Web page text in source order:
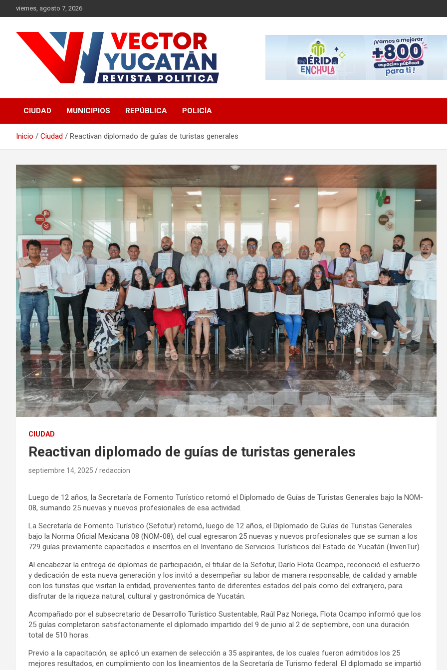
al
viernes, agosto 7, 2026
Vector Yucatán
CIUDAD MUNICIPIOS REPÚBLICA POLICÍA
Inicio Ciudad Reactivan diplomado de guías de turistas generales
CIUDAD
Reactivan diplomado de guías de turistas generales
septiembre 14, 2025 redaccion
Luego de 12 años, la Secretaría de Fomento Turístico retomó el Diplomado de Guías de Turistas Generales bajo la NOM-
08, sumando 25 nuevas y nuevos profesionales de esa actividad.
La Secretaría de Fomento Turístico (Sefotur) retomó, luego de 12 años, el Diplomado de Guías de Turistas Generales
bajo la Norma Oficial Mexicana 08 (NOM-08), del cual egresaron 25 nuevas y nuevos profesionales que se suman a los
729 guías previamente capacitados e inscritos en el Inventario de Servicios Turísticos del Estado de Yucatán (InvenTur).
Al encabezar la entrega de diplomas de participación, el titular de la Sefotur, Darío Flota Ocampo, reconoció el esfuerzo
y dedicación de esta nueva generación y los invitó a desempeñar su labor de manera responsable, de calidad y amable
con los turistas que visitan la entidad, provenientes tanto de diferentes estados del país como del extranjero, para
disfrutar de la riqueza natural, cultural y gastronómica de Yucatán.
Acompañado por el subsecretario de Desarrollo Turístico Sustentable, Raúl Paz Noriega, Flota Ocampo informó que los
25 guías completaron satisfactoriamente el diplomado impartido del 9 de junio al 2 de septiembre, con una duración
total de 510 horas.
Previo a la capacitación, se aplicó un examen de selección a 35 aspirantes, de los cuales fueron admitidos los 25
mejores resultados, en cumplimiento con los lineamientos de la Secretaría de Turismo federal. El diplomado se impartió